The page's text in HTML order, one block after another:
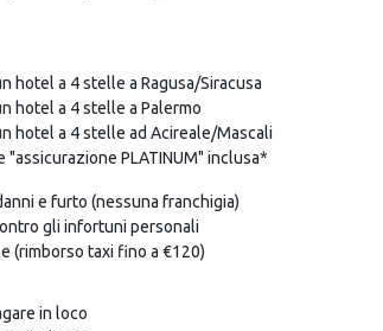
Lo Capo / Scopello (consiglio di mangiare il
partenza per l'aeroporto di Catania o Palermo.
hotel a 4 stelle a Ragusa/Siracusa
hotel a 4 stelle a Palermo
hotel a 4 stelle ad Acireale/Mascali
"assicurazione PLATINUM" inclusa*
e furto (nessuna franchigia)